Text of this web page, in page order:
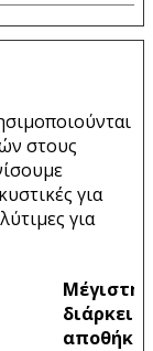
στους
για
για
Μέγιστη
διάρκεια